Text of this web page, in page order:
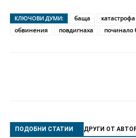
КЛЮЧОВИ ДУМИ: баща катастрофа
обвинения
повдигнаха починало
ПОДОБНИ СТАТИИ ДРУГИ ОТ